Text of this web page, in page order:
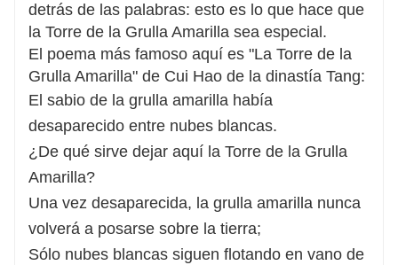
detrás de las palabras: esto es lo que hace que
la Torre de la Grulla Amarilla sea especial.
El poema más famoso aquí es "La Torre de la
Grulla Amarilla" de Cui Hao de la dinastía Tang:
El sabio de la grulla amarilla había
desaparecido entre nubes blancas.
¿De qué sirve dejar aquí la Torre de la Grulla
Amarilla?
Una vez desaparecida, la grulla amarilla nunca
volverá a posarse sobre la tierra;
Sólo nubes blancas siguen flotando en vano de